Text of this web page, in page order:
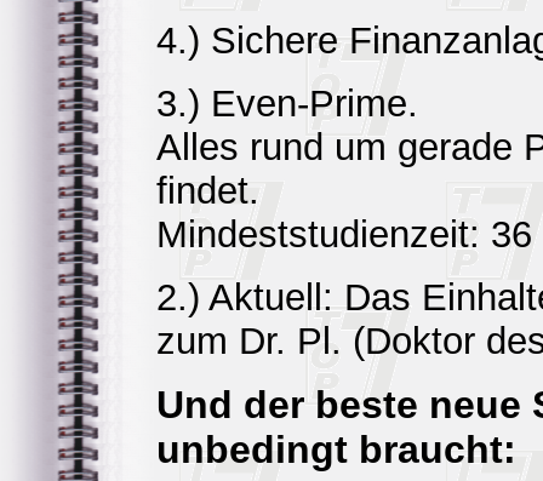
4.) Sichere
3.) Even-Prime.
Alles rund um gerade
findet.
Mindeststudienzeit:
2.) Aktuell: Das
zum Dr. Pl. (Doktor
Und der beste neue
unbedingt braucht: